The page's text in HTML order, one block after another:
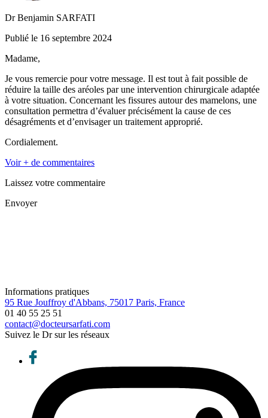
Dr Benjamin SARFATI
Publié le 16 septembre 2024
Madame,
Je vous remercie pour votre message. Il est tout à fait possible de
réduire la taille des aréoles par une intervention chirurgicale adaptée
à votre situation. Concernant les fissures autour des mamelons, une
consultation permettra d’évaluer précisément la cause de ces
désagréments et d’envisager un traitement approprié.
Cordialement.
Voir + de commentaires
Laissez votre commentaire
Envoyer
Informations pratiques
95 Rue Jouffroy d'Abbans, 75017 Paris, France
01 40 55 25 51
contact@docteursarfati.com
Suivez le Dr sur les réseaux